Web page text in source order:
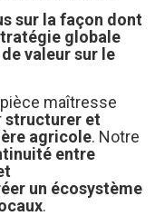
sur la façon dont
globale
valeur sur le
pièce maîtresse
structurer et
agricole. Notre
entre
un écosystème
.